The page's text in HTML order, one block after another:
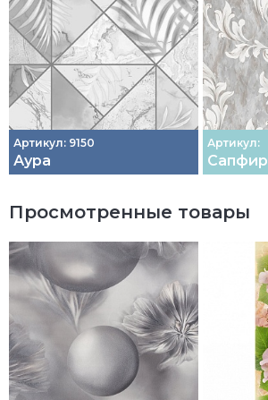
Артикул: 9150
Аура
Артикул:
Сапфир
Просмотренные товары